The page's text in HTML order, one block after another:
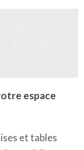
espace
et tables